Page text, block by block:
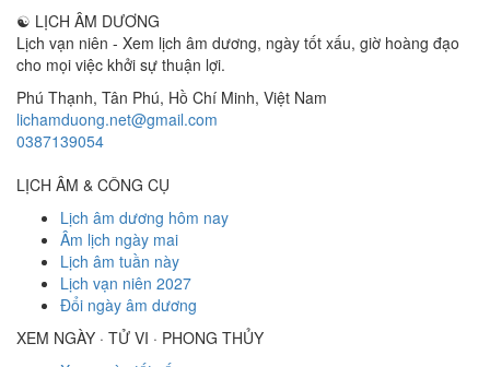
☯ LỊCH ÂM DƯƠNG
Lịch vạn niên - Xem lịch âm dương, ngày tốt xấu, giờ hoàng đạo
cho mọi việc khởi sự thuận lợi.
Phú Thạnh, Tân Phú, Hồ Chí Minh, Việt Nam
lichamduong.net@gmail.com
0387139054
LỊCH ÂM & CÔNG CỤ
Lịch âm dương hôm nay
Âm lịch ngày mai
Lịch âm tuần này
Lịch vạn niên 2027
Đổi ngày âm dương
XEM NGÀY · TỬ VI · PHONG THỦY